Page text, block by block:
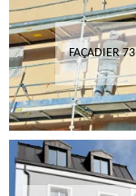
FAÇADIER 73